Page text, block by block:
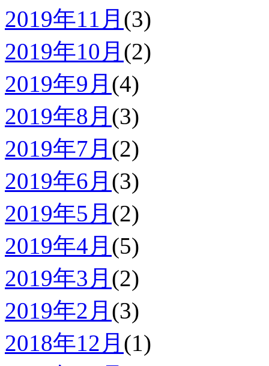
2019年11月 (3)
2019年10月 (2)
2019年9月 (4)
2019年8月 (3)
2019年7月 (2)
2019年6月 (3)
2019年5月 (2)
2019年4月 (5)
2019年3月 (2)
2019年2月 (3)
2018年12月 (1)